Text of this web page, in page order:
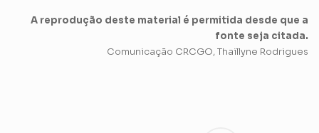
A reprodução deste material é permitida desde que a
fonte seja citada.
Comunicação CRCGO, Thaillyne Rodrigues